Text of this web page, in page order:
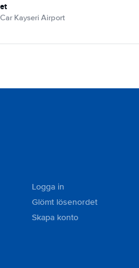
Kayseri Airport
Logga in
Glömt lösenordet
Skapa konto